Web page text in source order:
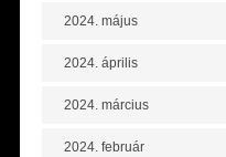
2024. május
2024. április
2024. március
2024. február